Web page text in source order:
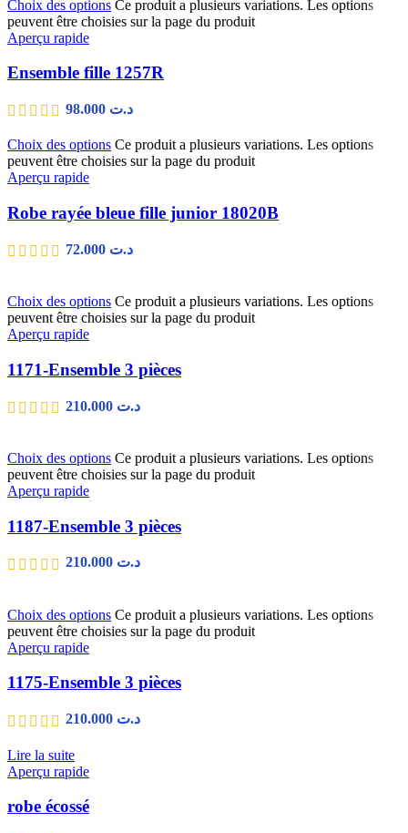
Choix des options Ce produit a plusieurs variations. Les options
peuvent être choisies sur la page du produit
Aperçu rapide
Ensemble fille 1257R
د.ت
Choix des options Ce produit a plusieurs variations. Les options
peuvent être choisies sur la page du produit
Aperçu rapide
Robe rayée bleue fille junior 18020B
د.ت
Choix des options Ce produit a plusieurs variations. Les options
peuvent être choisies sur la page du produit
Aperçu rapide
1171-Ensemble 3 pièces
د.ت
Choix des options Ce produit a plusieurs variations. Les options
peuvent être choisies sur la page du produit
Aperçu rapide
1187-Ensemble 3 pièces
د.ت
Choix des options Ce produit a plusieurs variations. Les options
peuvent être choisies sur la page du produit
Aperçu rapide
1175-Ensemble 3 pièces
د.ت
Lire la suite
Aperçu rapide
robe écossé